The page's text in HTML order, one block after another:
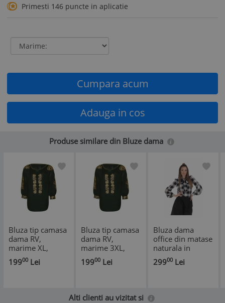
Primesti 146 puncte in aplicatie
Cumpara acum
Adauga in cos
Produse similare din Bluze dama
Bluza tip camasa
dama RV,
marime XL,
verde/auriu
19900 Lei
Bluza tip camasa
dama RV,
marime 3XL,
verde/auriu
19900 Lei
Bluza dama
office din matase
naturala in
carouri
29900 Lei
Alti clienti au vizitat si